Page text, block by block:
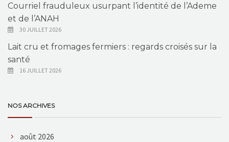
Courriel frauduleux usurpant l’identité de l’Ademe
et de l’ANAH
30 JUILLET 2026
Lait cru et fromages fermiers : regards croisés sur la
santé
16 JUILLET 2026
NOS ARCHIVES
août 2026